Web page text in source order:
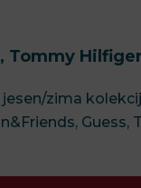
Tommy
zima
Guess,